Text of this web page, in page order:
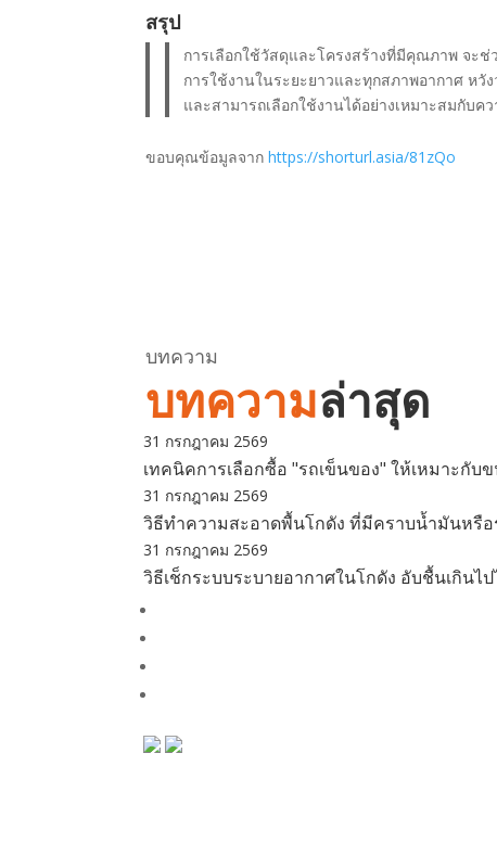
สรุป
การเลือกใช้วัสดุและโครงสร้างที่มีคุณภาพ จะช่
การใช้งานในระยะยาวและทุกสภาพอากาศ หวั
และสามารถเลือกใช้งานได้อย่างเหมาะสมกับค
ขอบคุณข้อมูลจากhttps://shorturl.asia/81zQo
บทความ
บทความล่าสุด
31 กรกฎาคม 2569
เทคนิคการเลือกซื้อ "รถเข็นของ" ให้เหมาะกั
31 กรกฎาคม 2569
วิธีทำความสะอาดพื้นโกดัง ที่มีคราบน้ำมันหรือ
31 กรกฎาคม 2569
วิธีเช็กระบบระบายอากาศในโกดัง อับชื้นเกินไป